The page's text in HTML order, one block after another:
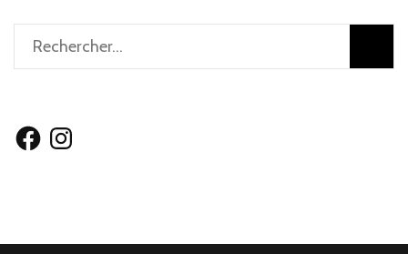
Rechercher :
FacebookInstagram